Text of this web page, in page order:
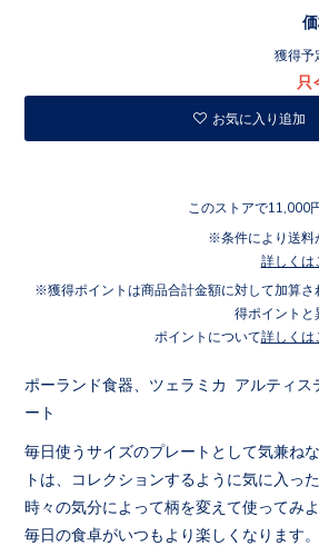
価
獲得予
只
お気に入り追加
このストアで11,000
条件により送料
詳しくは
獲得ポイントは商品合計金額に対して加算
得ポイントと
ポイントについて詳しくは
ポーランド食器、ツェラミカ アルティス
ート
毎日使うサイズのプレートとして気兼ね
トは、コレクションするように気に入っ
時々の気分によって柄を変えて使ってみよ
毎日の食卓がいつもより楽しくなります。